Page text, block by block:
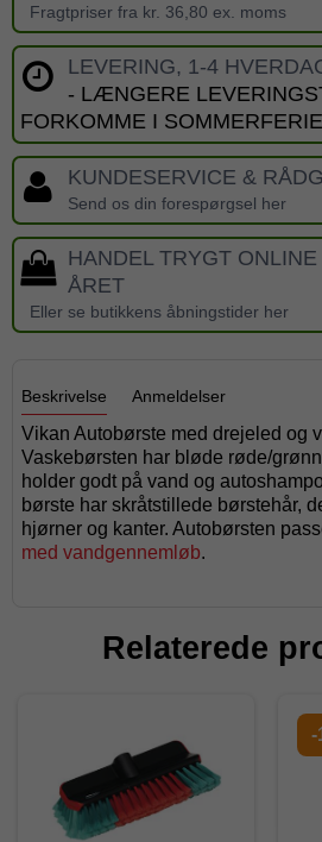
Fragtpriser fra kr. 36,80 ex. moms
LEVERING, 1-4
- LÆNGERE
FORKOMME I
KUNDESERVICE &
Send os din forespørgsel her
HANDEL TRYGT
ÅRET
Eller se butikkens åbningstider her
Beskrivelse Anmeldelser
Vikan Autobørste med drejeled og
Vaskebørsten har bløde røde/
holder godt på vand og
børste har skråtstillede børstehår,
hjørner og kanter. Autobørsten
med vandgennemløb.
Relaterede
-